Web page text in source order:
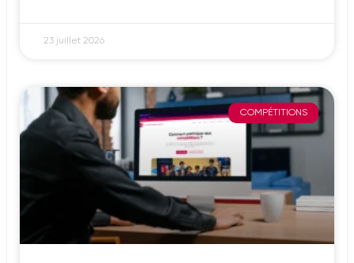
23 juillet 2026
COMPÉTITIONS